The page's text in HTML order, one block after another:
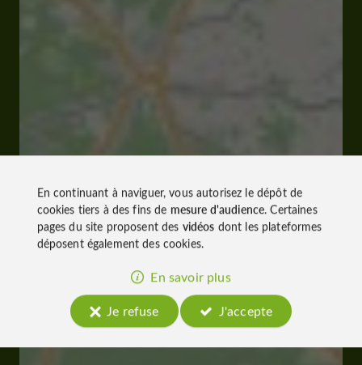
En continuant à naviguer, vous autorisez le dépôt de
cookies tiers à des fins de mesure d'audience. Certaines
pages du site proposent des vidéos dont les plateformes
déposent également des cookies.
En savoir plus
Je refuse
J'accepte